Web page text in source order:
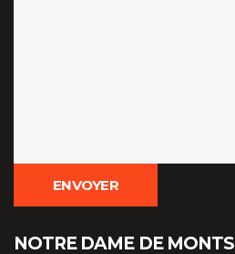
NOTRE DAME DE MONTS